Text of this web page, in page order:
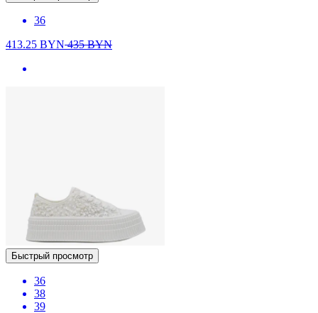
36
413.25 BYN435BYN
Быстрый просмотр
36
38
39